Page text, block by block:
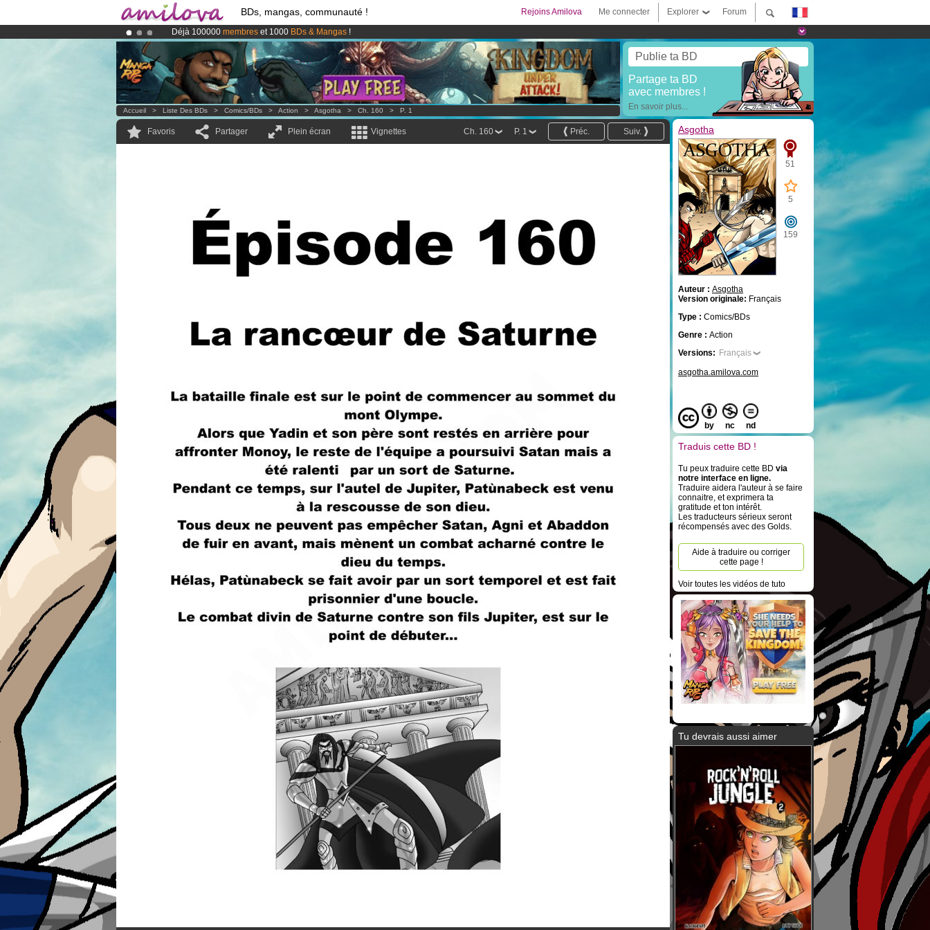
BDs, mangas, communauté ! Forum
Explorer
Me connecter
Rejoins Amilova
Déjà 100000 membres et 1000 BDs & Mangas !
Abonnement premium: à partir de3.95 eurospar mois !Clique ici pour t'abonner
LeKickstarter Amilova est désormais lancé
Publie ta BD
Partage ta BD
avec membres !
En savoir plus...
Accueil > Liste Des BDs > Comics/BDs > Action > Asgotha > Ch. 160 > P. 1
Favoris Partager Plein écran Vignettes Suiv.
Préc.
P. 1
Ch. 160 Asgotha
51
5
159
Auteur : Asgotha
Version originale: Français
Type : Comics/BDs
Genre : Action
Versions: Français
asgotha.amilova.com
by nc nd
Traduis cette BD !
Tu peux traduire cette BD via
notre interface en ligne.
Traduire aidera l'auteur à se faire
connaitre, et exprimera ta
gratitude et ton intérêt.
Les traducteurs sérieux seront
récompensés avec des Golds.
Aide à traduire ou corriger
cette page !
Voir toutes les vidéos de tuto
Tu devrais aussi aimer